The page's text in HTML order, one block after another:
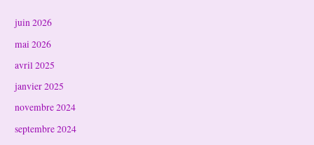
juin 2026
mai 2026
avril 2025
janvier 2025
novembre 2024
septembre 2024